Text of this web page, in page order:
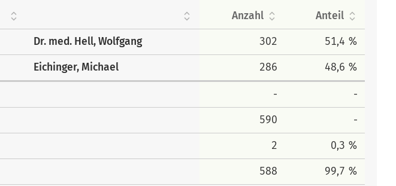
Anzahl Anteil
Dr. med. Hell, Wolfgang 302 51,4 %
Eichinger, Michael 286 48,6 %
- -
590 -
2 0,3 %
588 99,7 %